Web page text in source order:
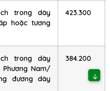
trong dày
hoặc tương
423.300
trong dày
Nam/
đương dày
384.200
↓